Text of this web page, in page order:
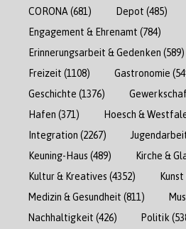
CORONA (681) Depot (485)
Engagement & Ehrenamt (784)
Erinnerungsarbeit & Gedenken (589)
Freizeit (1108) Gastronomie
Geschichte (1376)
Hafen (371) Hoesch &
Integration (2267)
Keuning-Haus (489) Kirche &
Kultur & Kreatives (4352) Kunst
Medizin & Gesundheit (811)
Nachhaltigkeit (426) Politik